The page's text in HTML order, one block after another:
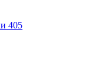
405